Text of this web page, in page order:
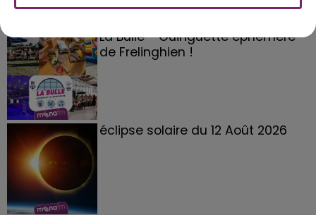
La Bulle - Guinguette éphémère
de Frelinghien !
éclipse solaire du 12 Août 2026